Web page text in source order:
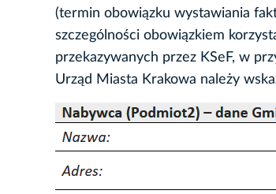
(termin obowiązku wystawiania
szczególności obowiązkiem
przekazywanych przez KSeF, w
Urząd Miasta Krakowa należy